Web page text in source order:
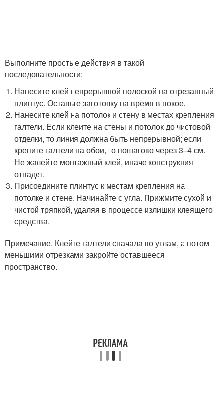
Выполните простые действия в такой
последовательности:
Нанесите клей непрерывной полоской на отрезанный
плинтус. Оставьте заготовку на время в покое.
Нанесите клей на потолок и стену в местах крепления
галтели. Если клеите на стены и потолок до чистовой
отделки, то линия должна быть непрерывной; если
крепите галтели на обои, то пошагово через 3–4 см.
Не жалейте монтажный клей, иначе конструкция
отпадет.
Присоедините плинтус к местам крепления на
потолке и стене. Начинайте с угла. Прижмите сухой и
чистой тряпкой, удаляя в процессе излишки клеящего
средства.
Примечание. Клейте галтели сначала по углам, а потом
меньшими отрезками закройте оставшееся
пространство.